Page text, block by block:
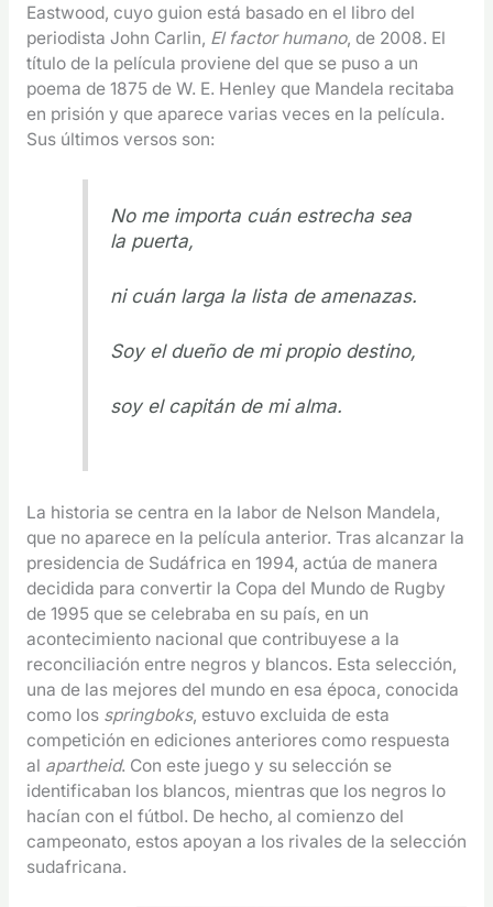
Eastwood, cuyo guion está basado en el libro del
periodista John Carlin, El factor humano, de 2008. El
título de la película proviene del que se puso a un
poema de 1875 de W. E. Henley que Mandela recitaba
en prisión y que aparece varias veces en la película.
Sus últimos versos son:
No me importa cuán estrecha sea
la puerta,
ni cuán larga la lista de amenazas.
Soy el dueño de mi propio destino,
soy el capitán de mi alma.
La historia se centra en la labor de Nelson Mandela,
que no aparece en la película anterior. Tras alcanzar la
presidencia de Sudáfrica en 1994, actúa de manera
decidida para convertir la Copa del Mundo de Rugby
de 1995 que se celebraba en su país, en un
acontecimiento nacional que contribuyese a la
reconciliación entre negros y blancos. Esta selección,
una de las mejores del mundo en esa época, conocida
como los springboks, estuvo excluida de esta
competición en ediciones anteriores como respuesta
al apartheid. Con este juego y su selección se
identificaban los blancos, mientras que los negros lo
hacían con el fútbol. De hecho, al comienzo del
campeonato, estos apoyan a los rivales de la selección
sudafricana.